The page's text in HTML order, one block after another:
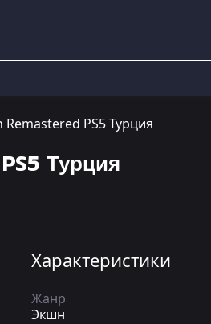
PS5 Турция
Турция
Характеристики
Жанр
Экшн